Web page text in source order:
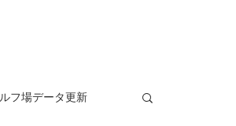
フ場データ更新